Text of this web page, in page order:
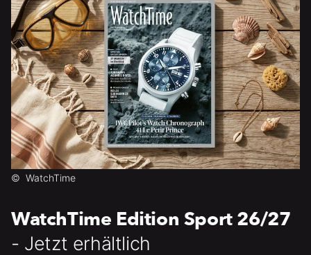
© WatchTime
WatchTime Edition Sport 26/27
- Jetzt erhältlich